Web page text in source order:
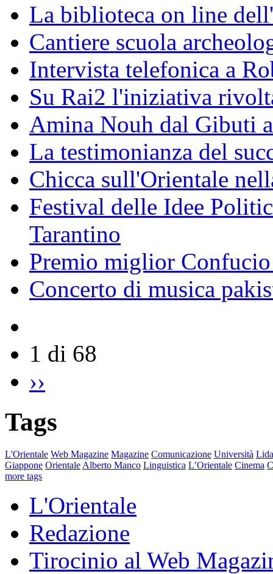
La biblioteca on line
Cantiere scuola
Intervista telefonica a
Su Rai2 l'iniziativa
Amina Nouh dal Gibuti
La testimonianza del
Chicca sull'Orientale
Festival delle Idee
Tarantino
Premio miglior
Concerto di musica
1 di 68
››
Tags
L'Orientale Web Magazine Magazine Comunicazione Università
Giappone Orientale Alberto Manco Linguistica L’Orientale Cinema
more tags
L'Orientale
Redazione
Tirocinio al Web